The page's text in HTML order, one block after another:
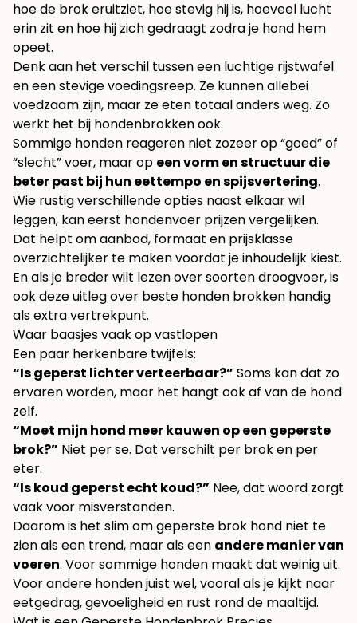
hoe de brok eruitziet, hoe stevig hij is, hoeveel lucht
erin zit en hoe hij zich gedraagt zodra je hond hem
opeet.
Denk aan het verschil tussen een luchtige rijstwafel
en een stevige voedingsreep. Ze kunnen allebei
voedzaam zijn, maar ze eten totaal anders weg. Zo
werkt het bij hondenbrokken ook.
Sommige honden reageren niet zozeer op “goed” of
“slecht” voer, maar op een vorm en structuur die
beter past bij hun eettempo en spijsvertering.
Wie rustig verschillende opties naast elkaar wil
leggen, kan eerst hondenvoer prijzen vergelijken.
Dat helpt om aanbod, formaat en prijsklasse
overzichtelijker te maken voordat je inhoudelijk kiest.
En als je breder wilt lezen over soorten droogvoer, is
ook deze uitleg over beste honden brokken handig
als extra vertrekpunt.
Waar baasjes vaak op vastlopen
Een paar herkenbare twijfels:
“Is geperst lichter verteerbaar?” Soms kan dat zo
ervaren worden, maar het hangt ook af van de hond
zelf.
“Moet mijn hond meer kauwen op een geperste
brok?” Niet per se. Dat verschilt per brok en per
eter.
“Is koud geperst echt koud?” Nee, dat woord zorgt
vaak voor misverstanden.
Daarom is het slim om geperste brok hond niet te
zien als een trend, maar als een andere manier van
voeren. Voor sommige honden maakt dat weinig uit.
Voor andere honden juist wel, vooral als je kijkt naar
eetgedrag, gevoeligheid en rust rond de maaltijd.